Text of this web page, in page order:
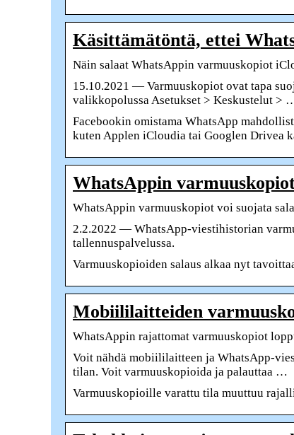
Käsittämätöntä, ettei
Näin salaat WhatsAppin varmuuskopiot
15.10.2021 — Varmuuskopiot ovat tapa
valikkopolussa Asetukset > Keskustelut >
Facebookin omistama WhatsApp
kuten Applen iCloudia tai Googlen Drivea
WhatsAppin
WhatsAppin varmuuskopiot voi suojata
2.2.2022 — WhatsApp-viestihistorian
tallennuspalvelussa.
Varmuuskopioiden salaus alkaa nyt
Mobiililaitteiden
WhatsAppin rajattomat varmuuskopiot
Voit nähdä mobiililaitteen ja WhatsApp-
tilan. Voit varmuuskopioida ja palauttaa …
Varmuuskopioille varattu tila muuttuu